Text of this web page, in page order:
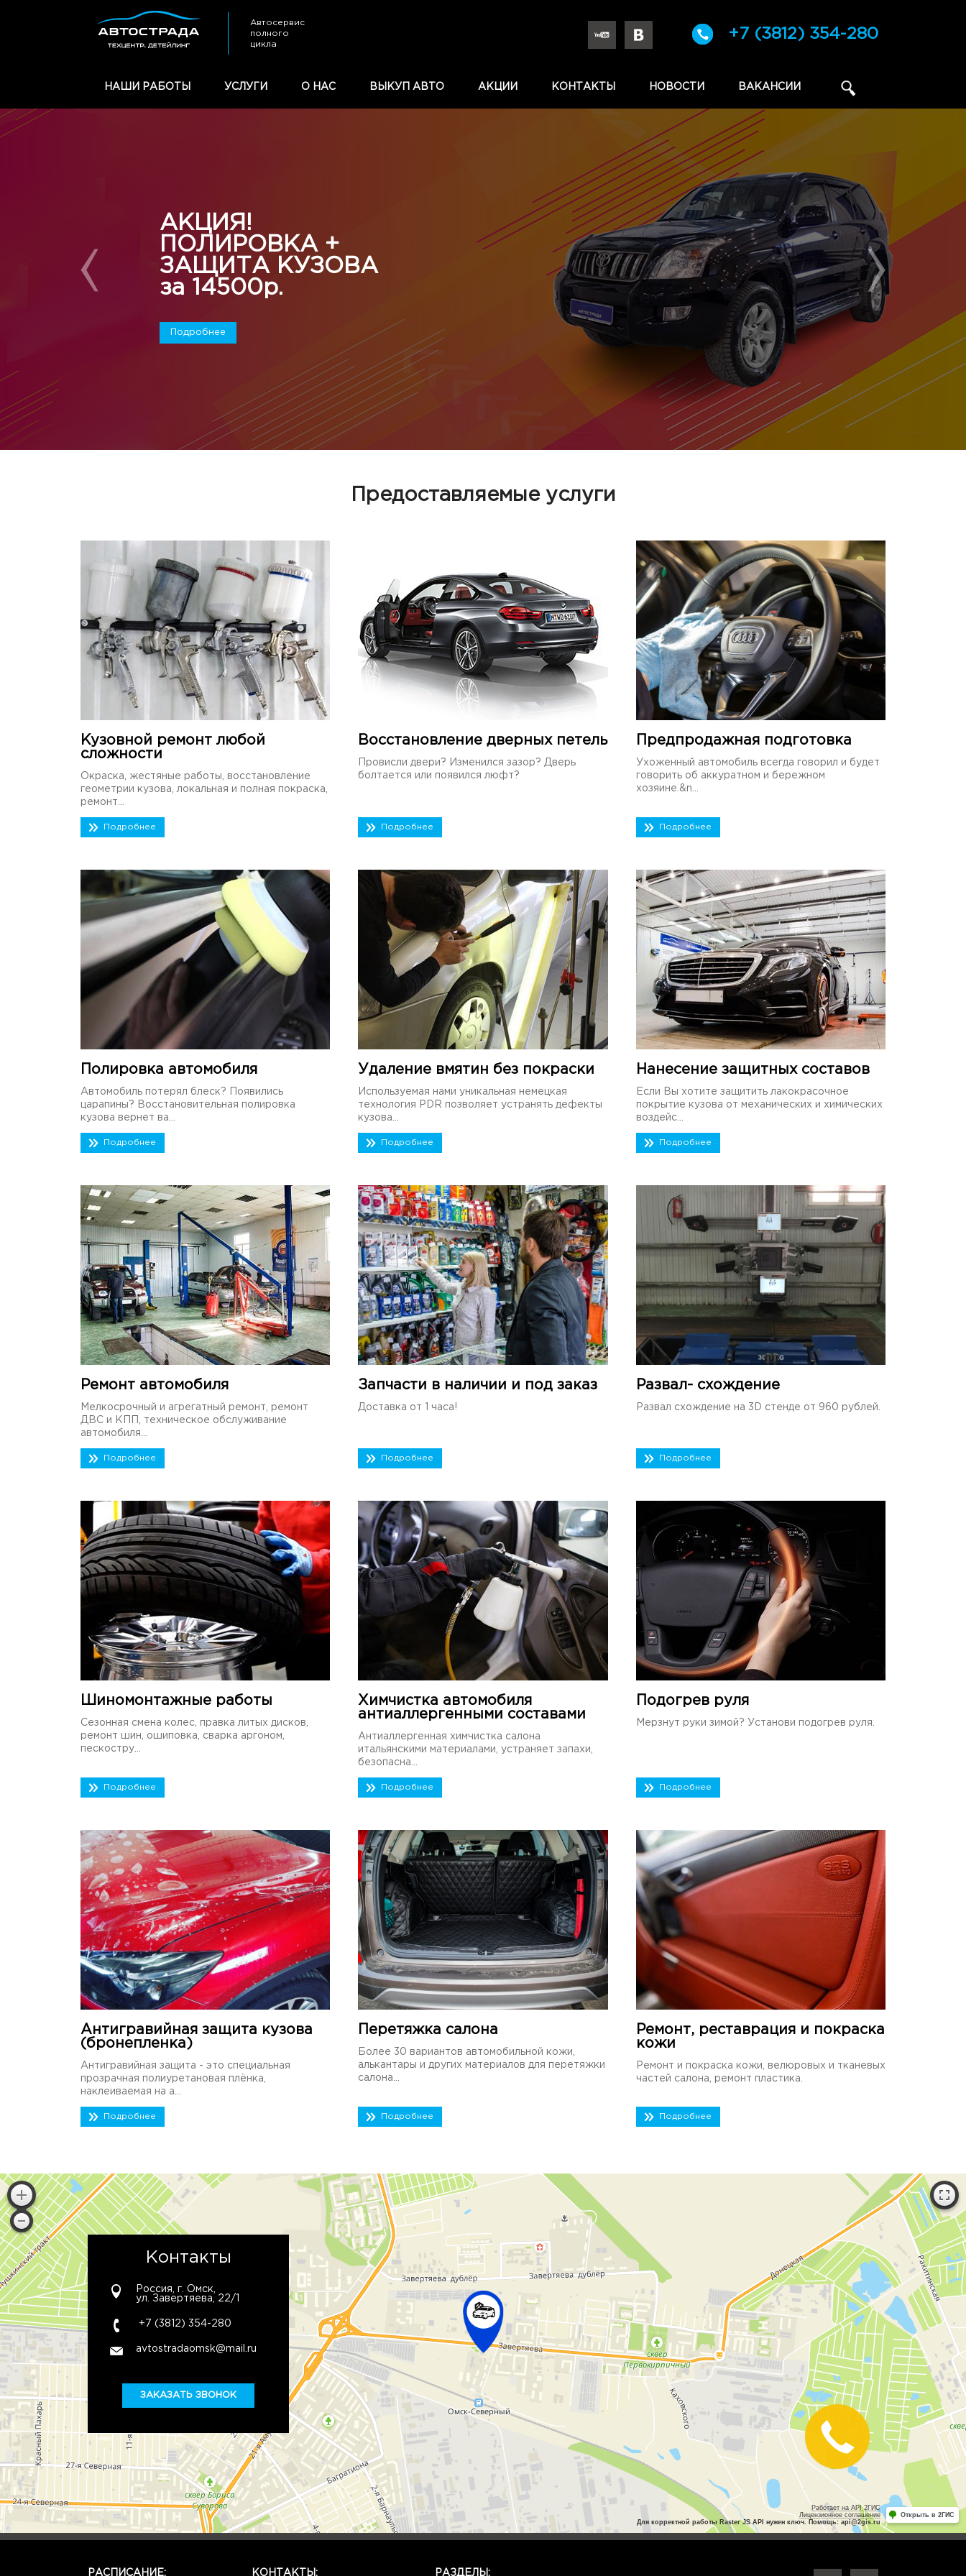
+7 (3812) 354-280
Автосервис
полного
цикла
НАШИ РАБОТЫ УСЛУГИ О НАС ВЫКУП АВТО АКЦИИ КОНТАКТЫ НОВОСТИ ВАКАНСИИ
АКЦИЯ!
ПОЛИРОВКА +
ЗАЩИТА КУЗОВА
за 14500р.
Подробнее
Предоставляемые услуги
Кузовной ремонт любой
сложности
Окраска, жестяные работы, восстановление
геометрии кузова, локальная и полная покраска,
ремонт...
Подробнее
Восстановление дверных петель
Провисли двери? Изменился зазор? Дверь
болтается или появился люфт?
Подробнее
Предпродажная подготовка
Ухоженный автомобиль всегда говорил и будет
говорить об аккуратном и бережном
хозяине.&n...
Подробнее
Полировка автомобиля
Автомобиль потерял блеск? Появились
царапины? Восстановительная полировка
кузова вернет ва...
Подробнее
Удаление вмятин без покраски
Используемая нами уникальная немецкая
технология PDR позволяет устранять дефекты
кузова...
Подробнее
Нанесение защитных составов
Если Вы хотите защитить лакокрасочное
покрытие кузова от механических и химических
воздейс...
Подробнее
Ремонт автомобиля
Мелкосрочный и агрегатный ремонт, ремонт
ДВС и КПП, техническое обслуживание
автомобиля...
Подробнее
Запчасти в наличии и под заказ
Доставка от 1 часа!
Подробнее
Развал- схождение
Развал схождение на 3D стенде от 960 рублей.
Подробнее
Шиномонтажные работы
Сезонная смена колес, правка литых дисков,
ремонт шин, ошиповка, сварка аргоном,
пескостру...
Подробнее
Химчистка автомобиля
антиаллергенными составами
Антиаллергенная химчистка салона
итальянскими материалами, устраняет запахи,
безопасна...
Подробнее
Подогрев руля
Мерзнут руки зимой? Установи подогрев руля.
Подробнее
Антигравийная защита кузова
(бронепленка)
Антигравийная защита - это специальная
прозрачная полиуретановая плёнка,
наклеиваемая на а...
Подробнее
Перетяжка салона
Более 30 вариантов автомобильной кожи,
алькантары и других материалов для перетяжки
салона...
Подробнее
Ремонт, реставрация и покраска
кожи
Ремонт и покраска кожи, велюровых и тканевых
частей салона, ремонт пластика.
Подробнее
Контакты
Россия, г. Омск,
ул. Завертяева, 22/1
+7 (3812) 354-280
avtostradaomsk@mail.ru
ЗАКАЗАТЬ ЗВОНОК
Работает на API 2ГИС
Лицензионное соглашение
Для корректной работы Raster JS API нужен ключ. Помощь: api@2gis.ru
Открыть в 2ГИС
РАСПИСАНИЕ: КОНТАКТЫ: РАЗДЕЛЫ:
Закажите
звонок